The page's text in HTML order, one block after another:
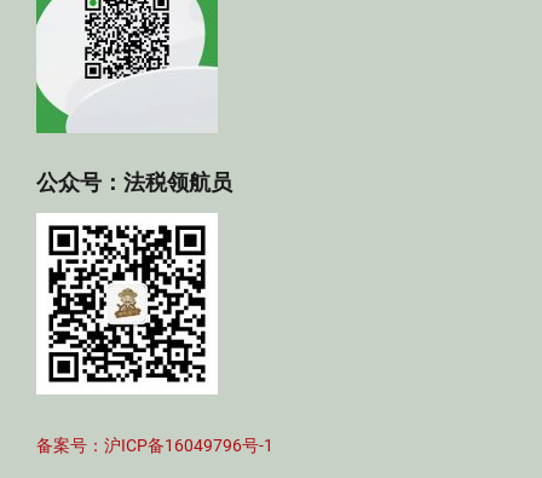
公众号：法税领航员
备案号：沪ICP备16049796号-1